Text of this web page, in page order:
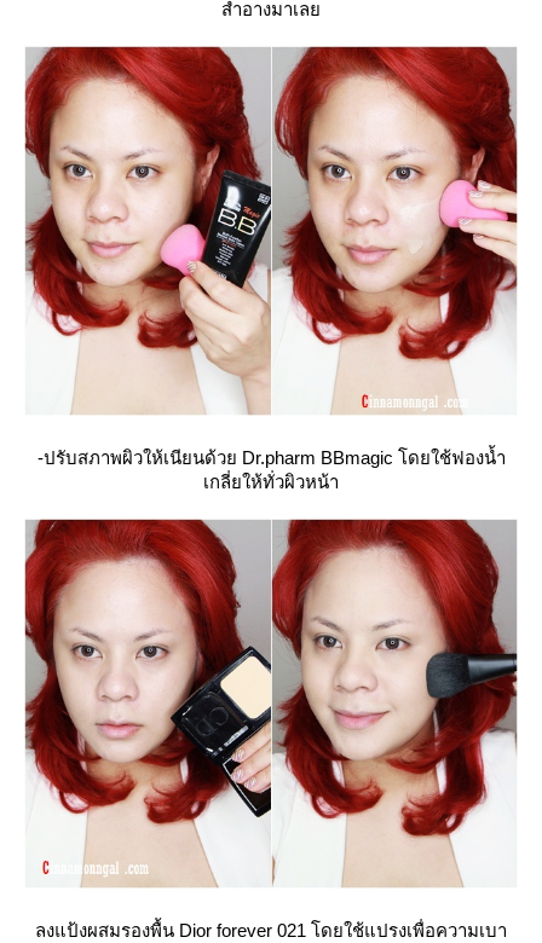
สำอางมาเล
-ปรับสภาพผิวให้เนียนด้วย Dr.pharm BBmagic โดยใช้ฟองน้ำ
เกลี่ยให้ทั่วผิวหน้า
ลงแป้งผสมรองพื้น Dior forever 021 โดยใช้แปรงเพื่อความเบา